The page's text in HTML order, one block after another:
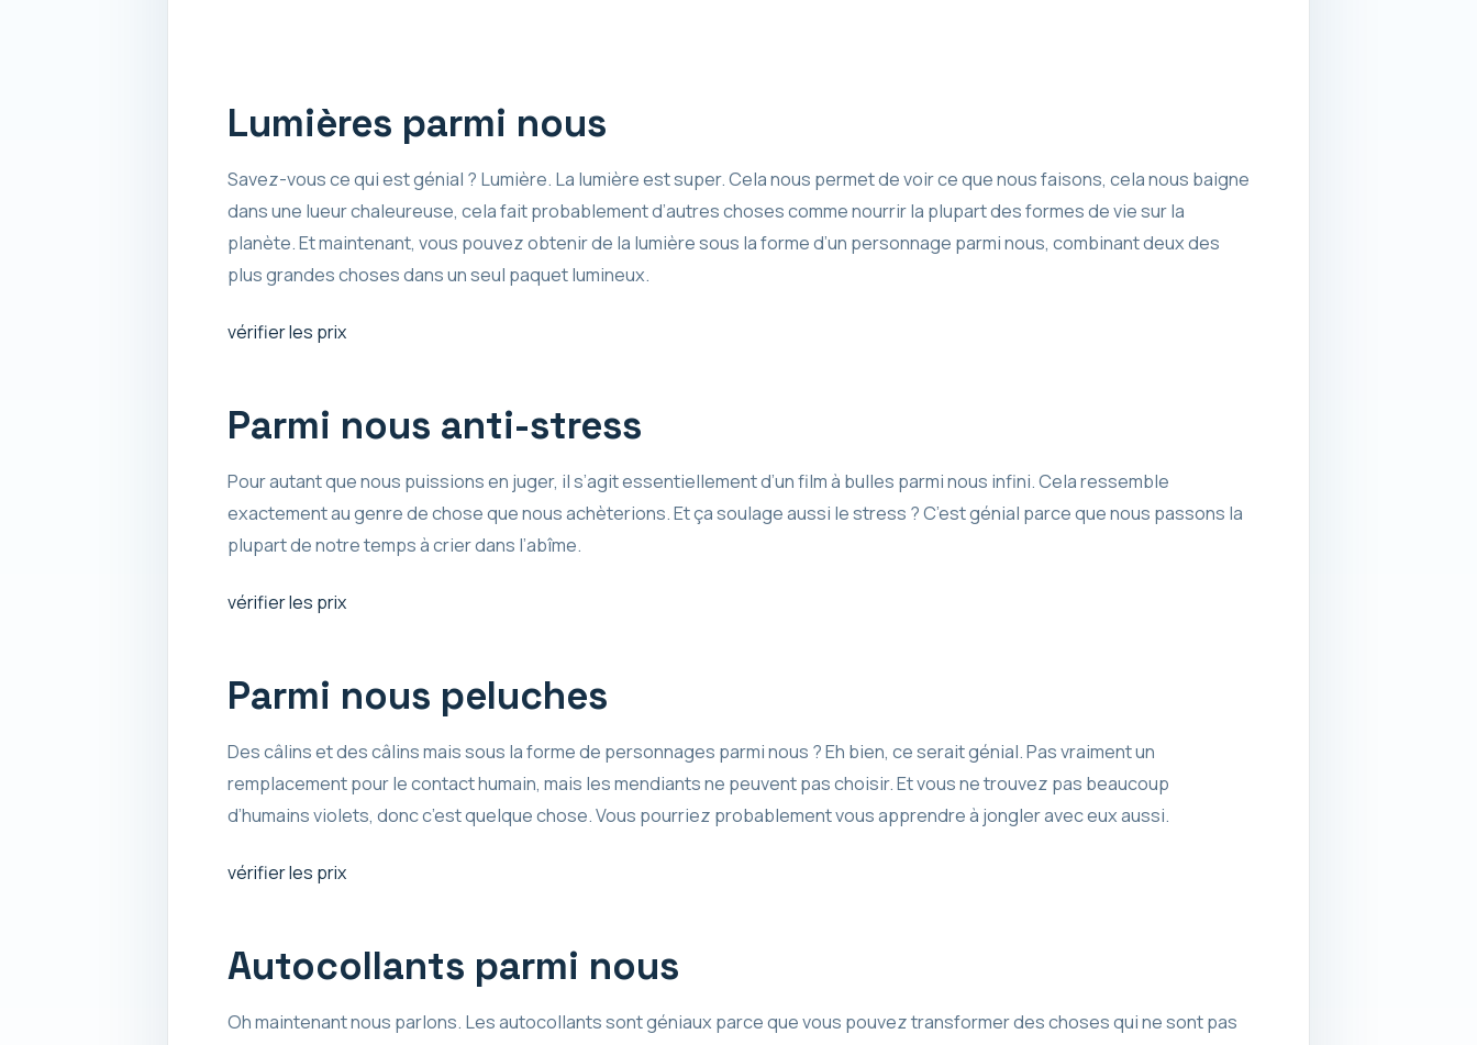
Lumières parmi nous
Savez-vous ce qui est génial ? Lumière. La lumière est super. Cela nous permet de voir ce que nous faisons, cela nous baigne
dans une lueur chaleureuse, cela fait probablement d’autres choses comme nourrir la plupart des formes de vie sur la
planète. Et maintenant, vous pouvez obtenir de la lumière sous la forme d’un personnage parmi nous, combinant deux des
plus grandes choses dans un seul paquet lumineux.
vérifier les prix
Parmi nous anti-stress
Pour autant que nous puissions en juger, il s’agit essentiellement d’un film à bulles parmi nous infini. Cela ressemble
exactement au genre de chose que nous achèterions. Et ça soulage aussi le stress ? C’est génial parce que nous passons la
plupart de notre temps à crier dans l’abîme.
vérifier les prix
Parmi nous peluches
Des câlins et des câlins mais sous la forme de personnages parmi nous ? Eh bien, ce serait génial. Pas vraiment un
remplacement pour le contact humain, mais les mendiants ne peuvent pas choisir. Et vous ne trouvez pas beaucoup
d’humains violets, donc c’est quelque chose. Vous pourriez probablement vous apprendre à jongler avec eux aussi.
vérifier les prix
Autocollants parmi nous
Oh maintenant nous parlons. Les autocollants sont géniaux parce que vous pouvez transformer des choses qui ne sont pas